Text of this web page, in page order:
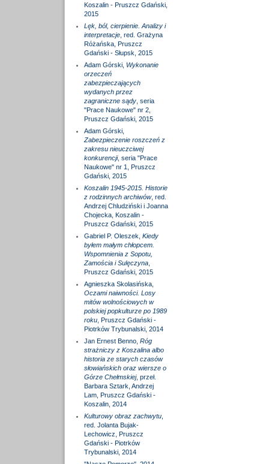
Koszalin - Pruszcz Gdański,
2015
Lęk, ból, cierpienie. Analizy i
interpretacje, red. Grażyna
Różańska, Pruszcz
Gdański - Słupsk, 2015
Adam Górski, Wykonanie
orzeczeń
zabezpieczających
wydanych przez
zagraniczne sądy, seria
"Prace Naukowe" nr 2,
Pruszcz Gdański, 2015
Adam Górski,
Zabezpieczenie roszczeń z
zakresu nieuczciwej
konkurencji, seria "Prace
Naukowe" nr 1, Pruszcz
Gdański, 2015
Koszalin 1945-2015. Historie
z rodzinnych archiwów, red.
Andrzej Chludziński i Joanna
Chojecka, Koszalin -
Pruszcz Gdański, 2015
Gabriel P. Oleszek, Kiedy
byłem małym chłopcem.
Wspomnienia z Sopotu,
Zamościa i Sulęczyna,
Pruszcz Gdański, 2015
Agnieszka Skolasińska,
Oczami naiwności. Losy
mitów wolnościowych w
polskiej popkulturze po 1989
roku, Pruszcz Gdański -
Piotrków Trybunalski, 2014
Jan Ernest Benno, Róg
strażniczy z Koszalina albo
historia ze starych czasów
słowiańskich oraz wiersze o
Górze Chełmskiej, przeł.
Barbara Sztark, Andrzej
Lam, Pruszcz Gdański -
Koszalin, 2014
Kulturowy obraz zachwytu,
red. Jolanta Bujak-
Lechowicz, Pruszcz
Gdański - Piotrków
Trybunalski, 2014